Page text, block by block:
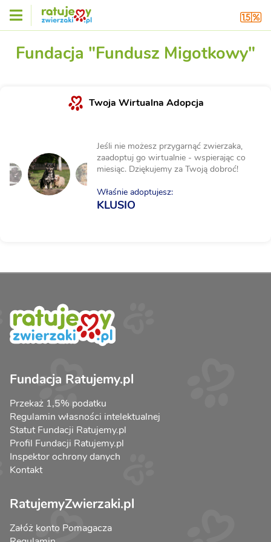
Fundacja "Fundusz Migotkowy"
Twoja Wirtualna Adopcja
Jeśli nie możesz przygarnąć zwierzaka,
zaadoptuj go wirtualnie - wspierając co
miesiąc. Dziękujemy za Twoją dobroć!
Właśnie adoptujesz:
KLUSIO
Fundacja Ratujemy.pl
Przekaż 1,5% podatku
Regulamin własności intelektualnej
Statut Fundacji Ratujemy.pl
Profil Fundacji Ratujemy.pl
Inspektor ochrony danych
Kontakt
RatujemyZwierzaki.pl
Załóż konto Pomagacza